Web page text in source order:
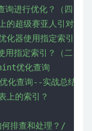
进行优化？（四）
超级赛亚人引对我的
器使用指定索引？（
指定索引？（二）
优化查询
化查询--实战总结
的索引？
排查和处理？/